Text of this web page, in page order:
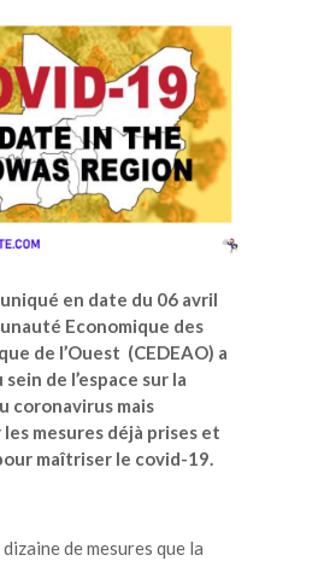
en date du 06 avril
Economique des
de l’Ouest (CEDEAO) a
de l’espace sur la
coronavirus mais
mesures déjà prises et
maîtriser le covid-19.
de mesures que la